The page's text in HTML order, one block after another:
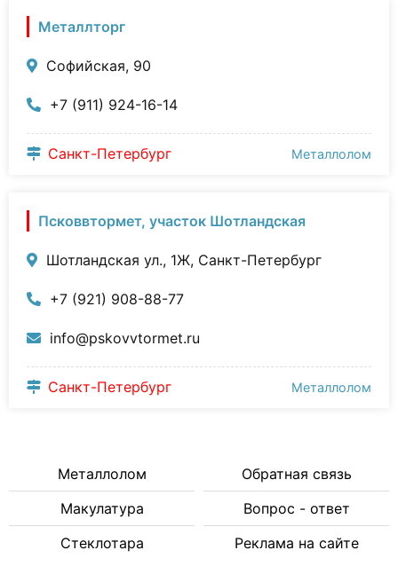
Металлторг
Софийская, 90
+7 (911) 924-16-14
Санкт-Петербург Металлолом
Псковвтормет, участок Шотландская
Шотландская ул., 1Ж, Санкт-Петербург
+7 (921) 908-88-77
info@pskovvtormet.ru
Санкт-Петербург Металлолом
Металлолом
Макулатура
Стеклотара
Обратная связь
Вопрос - ответ
Реклама на сайте